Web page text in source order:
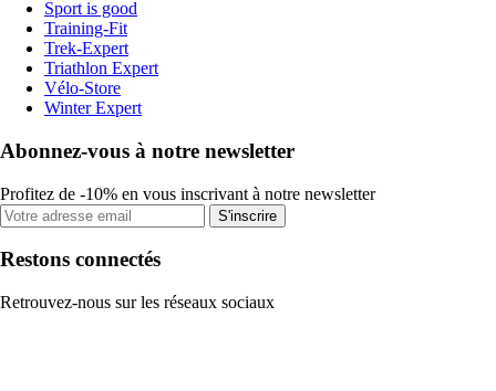
Sport is good
Training-Fit
Trek-Expert
Triathlon Expert
Vélo-Store
Winter Expert
Abonnez-vous à notre newsletter
Profitez de -10% en vous inscrivant à notre newsletter
S'inscrire
Restons connectés
Retrouvez-nous sur les réseaux sociaux